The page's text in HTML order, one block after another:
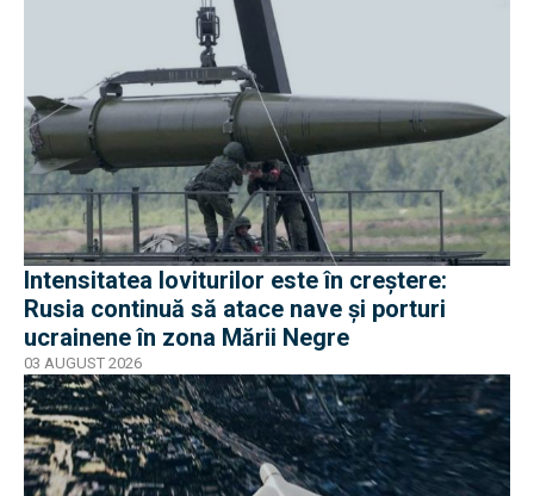
Intensitatea loviturilor este în creștere:
Rusia continuă să atace nave și porturi
ucrainene în zona Mării Negre
03 AUGUST 2026